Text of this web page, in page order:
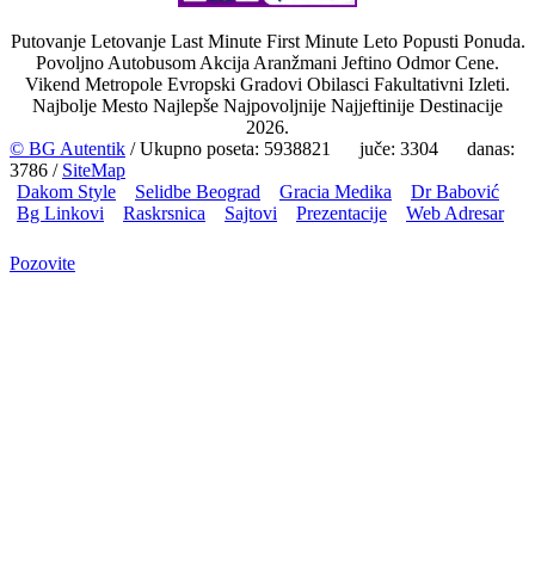
Putovanje Letovanje Last Minute First Minute Leto Popusti Ponuda.
Povoljno Autobusom Akcija Aranžmani Jeftino Odmor Cene.
Vikend Metropole Evropski Gradovi Obilasci Fakultativni Izleti.
Najbolje Mesto Najlepše Najpovoljnije Najjeftinije Destinacije
2026.
© BG Autentik / Ukupno poseta: 5938821 juče: 3304 danas:
3786 / SiteMap
Dakom Style
Selidbe Beograd Gracia Medika
Dr Babović
Bg Linkovi
Raskrsnica Sajtovi Prezentacije Web Adresar
Pozovite